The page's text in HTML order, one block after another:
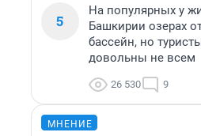
5
На популярных у
Башкирии озерах
бассейн, но
довольны не всем
26 530 9
МНЕНИЕ